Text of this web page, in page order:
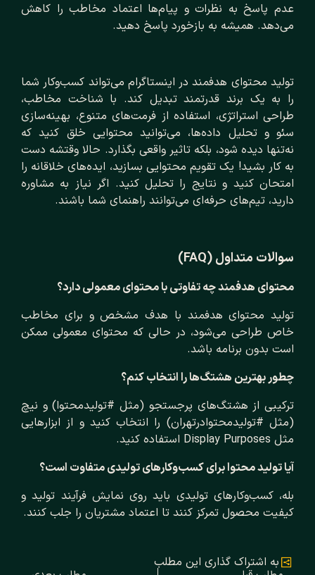
عدم پاسخ به نظرات و پیام‌ها اعتماد مخاطب را کاهش
می‌دهد. همیشه به بازخورد پاسخ دهید.
تولید محتوای هدفمند در اینستاگرام می‌تواند کسب‌وکار شما
را به یک برند قدرتمند تبدیل کند. با شناخت مخاطب،
طراحی استراتژی، استفاده از فرمت‌های متنوع، بهینه‌سازی
سئو و تحلیل داده‌ها، می‌توانید محتوایی خلق کنید که
نه‌تنها دیده شود، بلکه تاثیر واقعی بگذارد. حالا وقتشه دست
به کار بشید! یک تقویم محتوایی بسازید، ایده‌های خلاقانه را
امتحان کنید و نتایج را تحلیل کنید. اگر نیاز به مشاوره
دارید، تیم‌های حرفه‌ای می‌توانند راهنمای شما باشند.
سوالات متداول (FAQ)
محتوای هدفمند چه تفاوتی با محتوای معمولی دارد؟
تولید محتوای هدفمند با هدف مشخص و برای مخاطب
خاص طراحی می‌شود، در حالی که محتوای معمولی ممکن
است بدون برنامه باشد.
چطور بهترین هشتگ‌ها را انتخاب کنم؟
ترکیبی از هشتگ‌های پرجستجو (مثل #تولیدمحتوا) و نیچ
(مثل #تولیدمحتوادرتهران) را انتخاب کنید و از ابزارهایی
مثل Display Purposes استفاده کنید.
آیا تولید محتوا برای کسب‌وکارهای تولیدی متفاوت است؟
بله، کسب‌وکارهای تولیدی باید روی نمایش فرآیند تولید و
کیفیت محصول تمرکز کنند تا اعتماد مشتریان را جلب کنند.
به اشتراک گذاری این مطلب